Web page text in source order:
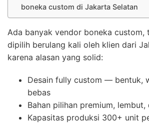
boneka custom di Jakarta Selatan
Ada banyak vendor boneka custom,
dipilih berulang kali oleh klien dari
karena alasan yang solid:
Desain fully custom — bentuk,
bebas
Bahan pilihan premium, lembut,
Kapasitas produksi 300+ unit